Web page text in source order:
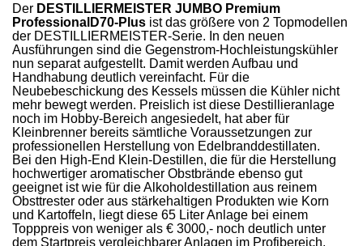
Der DESTILLIERMEISTER JUMBO Premium
ProfessionalD70-Plus ist das größere von 2 Topmodellen
der DESTILLIERMEISTER-Serie. In den neuen
Ausführungen sind die Gegenstrom-Hochleistungskühler
nun separat aufgestellt. Damit werden Aufbau und
Handhabung deutlich vereinfacht. Für die
Neubebeschickung des Kessels müssen die Kühler nicht
mehr bewegt werden. Preislich ist diese Destillieranlage
noch im Hobby-Bereich angesiedelt, hat aber für
Kleinbrenner bereits sämtliche Voraussetzungen zur
professionellen Herstellung von Edelbranddestillaten.
Bei den High-End Klein-Destillen, die für die Herstellung
hochwertiger aromatischer Obstbrände ebenso gut
geeignet ist wie für die Alkoholdestillation aus reinem
Obsttrester oder aus stärkehaltigen Produkten wie Korn
und Kartoffeln, liegt diese 65 Liter Anlage bei einem
Topppreis von weniger als € 3000,- noch deutlich unter
dem Startpreis vergleichbarer Anlagen im Profibereich,